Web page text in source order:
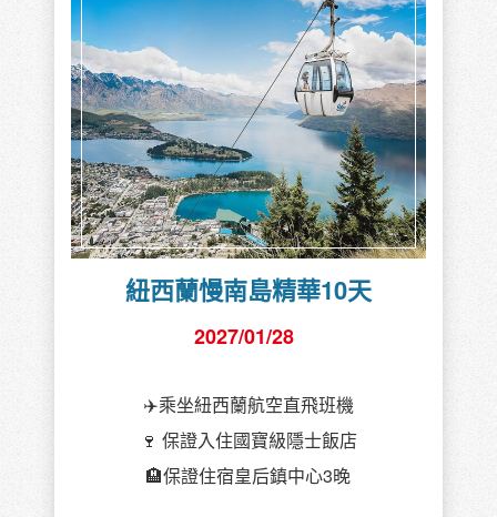
紐西蘭慢南島精華10天
2027/01/28
✈️乘坐紐西蘭航空直飛班機
🍷 保證入住國寶級隱士飯店
🏨保證住宿皇后鎮中心3晚